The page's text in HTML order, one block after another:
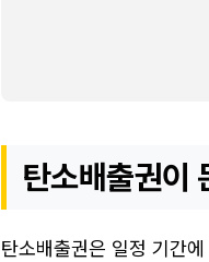
탄소배출권이
탄소배출권은 일정 기간